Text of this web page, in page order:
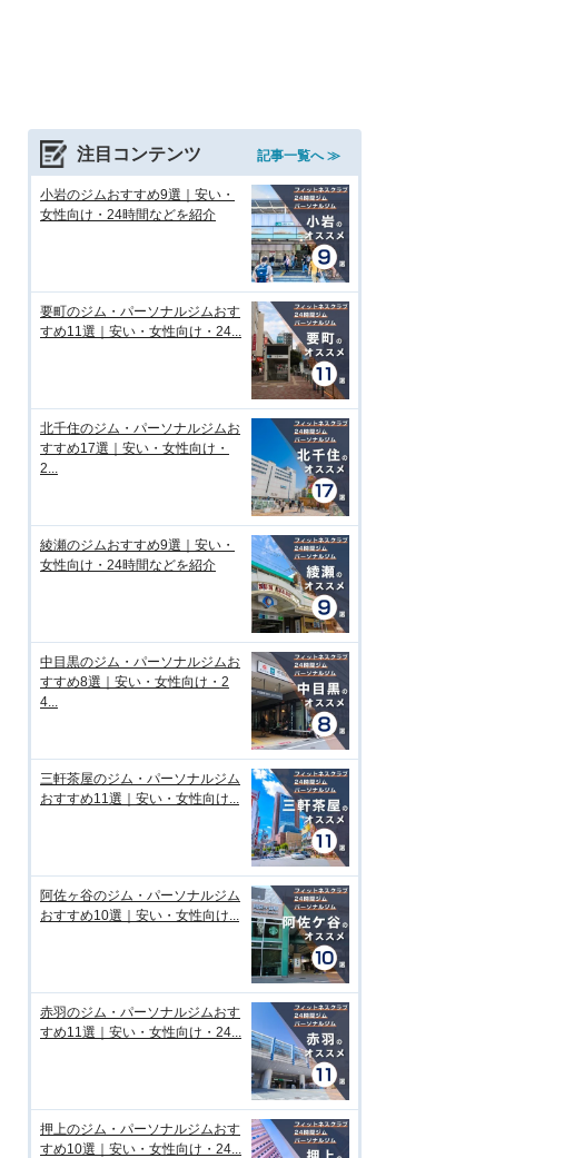
注目コンテンツ 記事一覧へ ≫
小岩のジムおすすめ9選｜安い・
女性向け・24時間などを紹介
要町のジム・パーソナルジムおす
すめ11選｜安い・女性向け・24...
北千住のジム・パーソナルジムお
すすめ17選｜安い・女性向け・
2...
綾瀬のジムおすすめ9選｜安い・
女性向け・24時間などを紹介
中目黒のジム・パーソナルジムお
すすめ8選｜安い・女性向け・2
4...
三軒茶屋のジム・パーソナルジム
おすすめ11選｜安い・女性向け...
阿佐ヶ谷のジム・パーソナルジム
おすすめ10選｜安い・女性向け...
赤羽のジム・パーソナルジムおす
すめ11選｜安い・女性向け・24...
押上のジム・パーソナルジムおす
すめ10選｜安い・女性向け・24...